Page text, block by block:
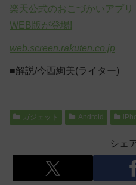
楽天公式のおこづかいアプ
WEB版が登場!
web.screen.rakuten.co.jp
■解説/今西絢美(ライター)
ガジェット Android
シェ